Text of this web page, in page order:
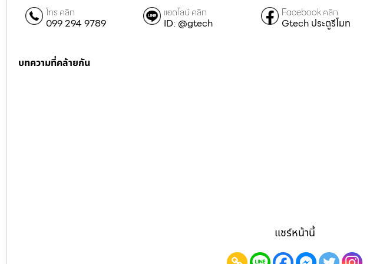
โทร คลิก
099 294 9789
แอดไลน์ คลิก
ID: @gtech
Facebook คลิก
Gtech ประตูรีโมท
บทความที่คล้ายกัน
แชร์หน้านี้